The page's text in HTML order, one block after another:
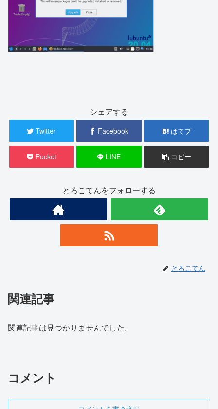
シェアする
Twitter Facebook はてブ
Pocket LINE コピー
とろこてんをフォローする
とろこてん
関連記事
関連記事は見つかりませんでした。
コメント